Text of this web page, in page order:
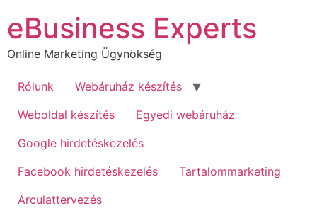
tartalomhoz
eBusiness Experts
Online Marketing Ügynökség
Rólunk
Webáruház készítés
Weboldal készítés
Egyedi webáruház
Google hirdetéskezelés
Facebook hirdetéskezelés
Tartalommarketing
Arculattervezés